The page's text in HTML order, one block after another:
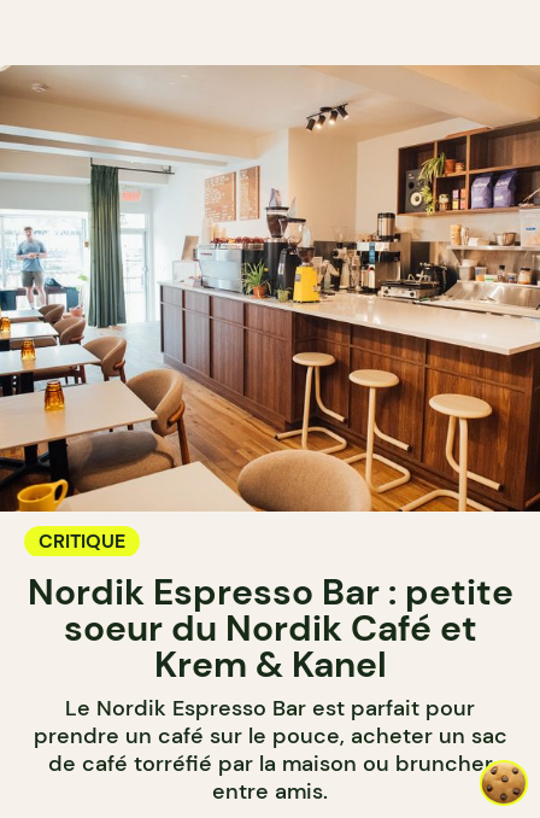
CRITIQUE
Nordik Espresso Bar : petite
soeur du Nordik Café et
Krem & Kanel
Le Nordik Espresso Bar est parfait pour
prendre un café sur le pouce, acheter un sac
de café torréfié par la maison ou bruncher
entre amis.